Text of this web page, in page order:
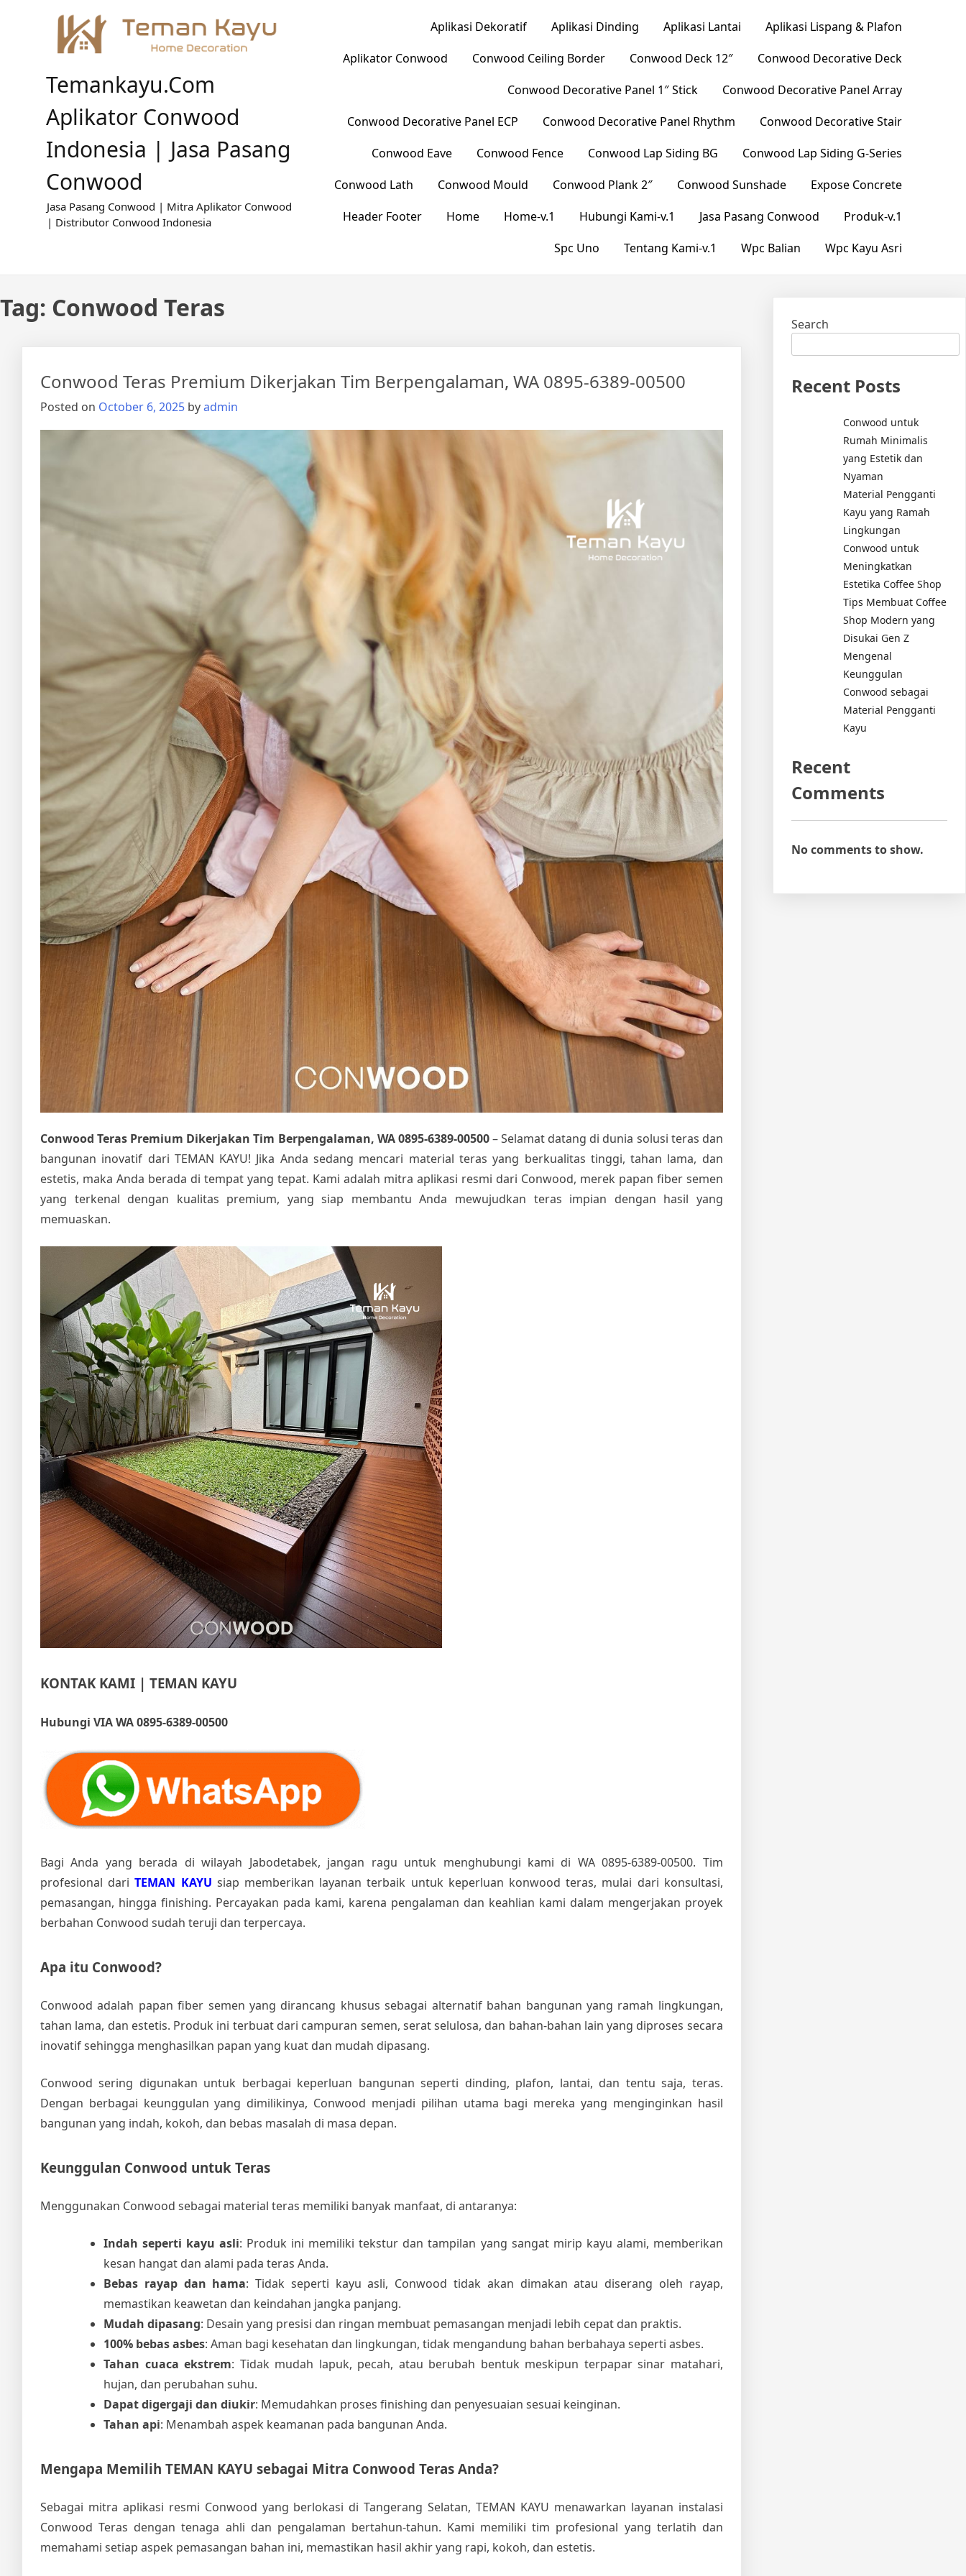
Temankayu.com
Aplikator Conwood
Indonesia | Jasa Pasang
Conwood
Jasa Pasang Conwood | Mitra Aplikator Conwood
| Distributor Conwood Indonesia
Aplikasi Dekoratif Aplikasi Dinding Aplikasi Lantai
Aplikasi Lispang & Plafon
Aplikator Conwood
Conwood Ceiling Border Conwood Deck 12″
Conwood Decorative Deck
Conwood Decorative Panel 1″ Stick
Conwood Decorative Panel Array
Conwood Decorative Panel ECP
Conwood Decorative Panel Rhythm
Conwood Decorative Stair
Conwood Eave
Conwood Fence Conwood Lap Siding BG
Conwood Lap Siding G-Series
Conwood Lath
Conwood Mould Conwood Plank 2″ Conwood Sunshade
Expose Concrete
Header Footer
Home Home-v.1 Hubungi Kami-v.1 Jasa Pasang Conwood
Produk-v.1
Spc Uno
Tentang Kami-v.1 Wpc Balian Wpc Kayu Asri
Tag: Conwood Teras
Conwood Teras Premium Dikerjakan Tim Berpengalaman, WA 0895-6389-00500
Posted on October 6, 2025 byadmin
Conwood Teras Premium Dikerjakan Tim Berpengalaman, WA 0895-6389-00500– Selamat datang di dunia solusi teras dan
bangunan inovatif dari TEMAN KAYU! Jika Anda sedang mencari material teras yang berkualitas tinggi, tahan lama, dan
estetis, maka Anda berada di tempat yang tepat. Kami adalah mitra aplikasi resmi dari Conwood, merek papan fiber semen
yang terkenal dengan kualitas premium, yang siap membantu Anda mewujudkan teras impian dengan hasil yang
memuaskan.
KONTAK KAMI | TEMAN KAYU
Hubungi VIA WA 0895-6389-00500
Bagi Anda yang berada di wilayah Jabodetabek, jangan ragu untuk menghubungi kami di WA 0895-6389-00500. Tim
profesional dariTEMAN KAYU siap memberikan layanan terbaik untuk keperluan konwood teras, mulai dari konsultasi,
pemasangan, hingga finishing. Percayakan pada kami, karena pengalaman dan keahlian kami dalam mengerjakan proyek
berbahan Conwood sudah teruji dan terpercaya.
Apa itu Conwood?
Conwood adalah papan fiber semen yang dirancang khusus sebagai alternatif bahan bangunan yang ramah lingkungan,
tahan lama, dan estetis. Produk ini terbuat dari campuran semen, serat selulosa, dan bahan-bahan lain yang diproses secara
inovatif sehingga menghasilkan papan yang kuat dan mudah dipasang.
Conwood sering digunakan untuk berbagai keperluan bangunan seperti dinding, plafon, lantai, dan tentu saja, teras.
Dengan berbagai keunggulan yang dimilikinya, Conwood menjadi pilihan utama bagi mereka yang menginginkan hasil
bangunan yang indah, kokoh, dan bebas masalah di masa depan.
Keunggulan Conwood untuk Teras
Menggunakan Conwood sebagai material teras memiliki banyak manfaat, di antaranya:
Indah seperti kayu asli: Produk ini memiliki tekstur dan tampilan yang sangat mirip kayu alami, memberikan
kesan hangat dan alami pada teras Anda.
Bebas rayap dan hama: Tidak seperti kayu asli, Conwood tidak akan dimakan atau diserang oleh rayap,
memastikan keawetan dan keindahan jangka panjang.
Mudah dipasang: Desain yang presisi dan ringan membuat pemasangan menjadi lebih cepat dan praktis.
100% bebas asbes: Aman bagi kesehatan dan lingkungan, tidak mengandung bahan berbahaya seperti asbes.
Tahan cuaca ekstrem: Tidak mudah lapuk, pecah, atau berubah bentuk meskipun terpapar sinar matahari,
hujan, dan perubahan suhu.
Dapat digergaji dan diukir: Memudahkan proses finishing dan penyesuaian sesuai keinginan.
Tahan api: Menambah aspek keamanan pada bangunan Anda.
Mengapa Memilih TEMAN KAYU sebagai Mitra Conwood Teras Anda?
Sebagai mitra aplikasi resmi Conwood yang berlokasi di Tangerang Selatan, TEMAN KAYU menawarkan layanan instalasi
Conwood Teras dengan tenaga ahli dan pengalaman bertahun-tahun. Kami memiliki tim profesional yang terlatih dan
memahami setiap aspek pemasangan bahan ini, memastikan hasil akhir yang rapi, kokoh, dan estetis.
Search
Recent Posts
Conwood untuk
Rumah Minimalis
yang Estetik dan
Nyaman
Material Pengganti
Kayu yang Ramah
Lingkungan
Conwood untuk
Meningkatkan
Estetika Coffee Shop
Tips Membuat Coffee
Shop Modern yang
Disukai Gen Z
Mengenal
Keunggulan
Conwood sebagai
Material Pengganti
Kayu
Recent
Comments
No comments to show.